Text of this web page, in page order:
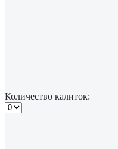
Количество калиток: